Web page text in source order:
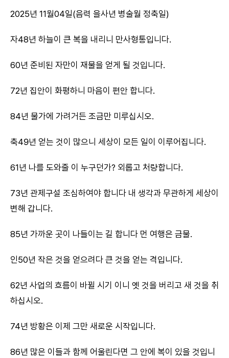
2025년 11월04일(음력 을사년 병술월 정축일)
자48년 하늘이 큰 복을 내리니 만사형통입니다.
60년 준비된 자만이 재물을 얻게 될 것입니다.
72년 집안이 화평하니 마음이 편안 합니다.
84년 물가에 가려거든 조금만 미루십시오.
축49년 얻는 것이 많으니 세상이 모든 일이 이루어집니다.
61년 나를 도와줄 이 누구던가? 외롭고 처량합니다.
73년 관제구설 조심하여야 합니다 내 생각과 무관하게 세상이
변해 갑니다.
85년 가까운 곳이 나들이는 길 합니다 먼 여행은 금물.
인50년 작은 것을 얻으려다 큰 것을 얻는 격입니다.
62년 사업의 흐름이 바뀔 시기 이니 옛 것을 버리고 새 것을 취
하십시오.
74년 방황은 이제 그만 새로운 시작입니다.
86년 많은 이들과 함께 어울린다면 그 안에 복이 있을 것입니